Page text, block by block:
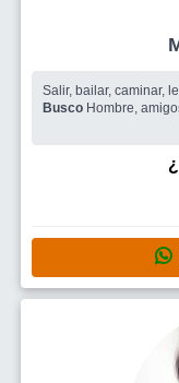
Salir, bailar, caminar,
Busco Hombre,